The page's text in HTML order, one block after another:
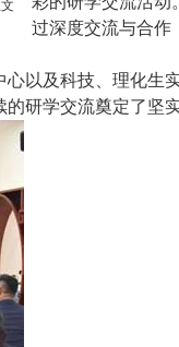
过深度交流与合作
以及科技、理化生
研学交流奠定了坚